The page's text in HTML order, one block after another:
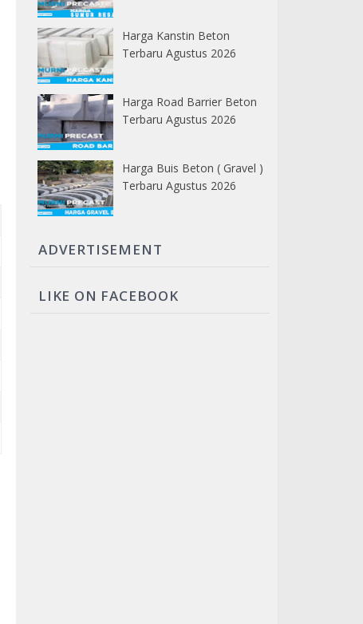
Harga Kanstin Beton
Terbaru Agustus 2026
Harga Road Barrier Beton
Terbaru Agustus 2026
Harga Buis Beton ( Gravel )
Terbaru Agustus 2026
ADVERTISEMENT
LIKE ON FACEBOOK